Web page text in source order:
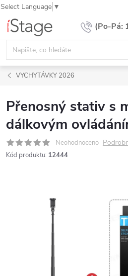
Select Language ▼
Přejít
obsah
VYCHYTÁVKY 2026
Přenosný stativ s
dálkovým
Neohodnoceno
Kód produktu: 12444